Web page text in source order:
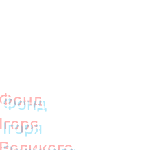
Фонд
Ігоря